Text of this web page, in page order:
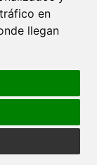
en
llegan
Publicidad